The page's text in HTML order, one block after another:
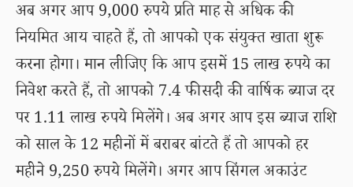
अब अगर आप 9,000 रुपये प्रति माह से अधिक की
नियमित आय चाहते हैं, तो आपको एक संयुक्त खाता शुरू
करना होगा। मान लीजिए कि आप इसमें 15 लाख रुपये का
निवेश करते हैं, तो आपको 7.4 फीसदी की वार्षिक ब्याज दर
पर 1.11 लाख रुपये मिलेंगे। अब अगर आप इस ब्याज राशि
को साल के 12 महीनों में बराबर बांटते हैं तो आपको हर
महीने 9,250 रुपये मिलेंगे। अगर आप सिंगल अकाउंट